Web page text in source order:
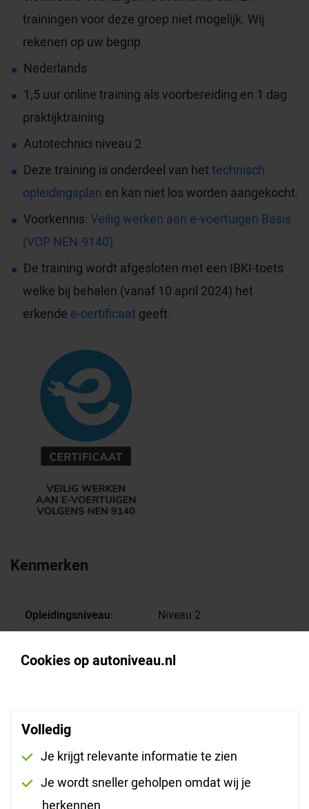
Cookies op autoniveau.nl
Volledig
Je krijgt relevante informatie te zien
Je wordt sneller geholpen omdat wij je
herkennen
trainingen voor deze groep niet mogelijk. Wij
rekenen op uw begrip.
Nederlands
1,5 uur online training als voorbereiding en 1 dag
praktijktraining
Autotechnici niveau 2
Deze training is onderdeel van het technisch
opleidingsplan en kan niet los worden aangekocht.
Voorkennis: Veilig werken aan e-voertuigen Basis
(VOP NEN-9140)
De training wordt afgesloten met een IBKI-toets
welke bij behalen (vanaf 10 april 2024) het
erkende e-certificaat geeft.
Kenmerken
Opleidingsniveau: Niveau 2
Gemiddelde beoordeling Veilig werken aan e-
voertuigen Gevorderd (VP NEN-9140)
1519 beoordelingen